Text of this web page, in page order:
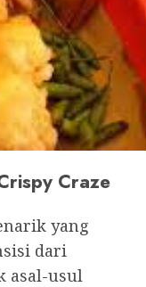
Craze
yang
dari
asal-usul